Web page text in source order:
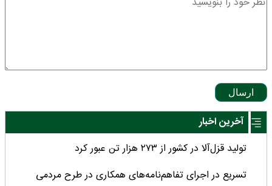
ارسال
آخرین اخبار
تولید قزل‌آلا در کشور از ۲۷۳ هزار تن عبور کرد
تسریع در اجرای تفاهم‌نامه‌های همکاری در طرح مردمی